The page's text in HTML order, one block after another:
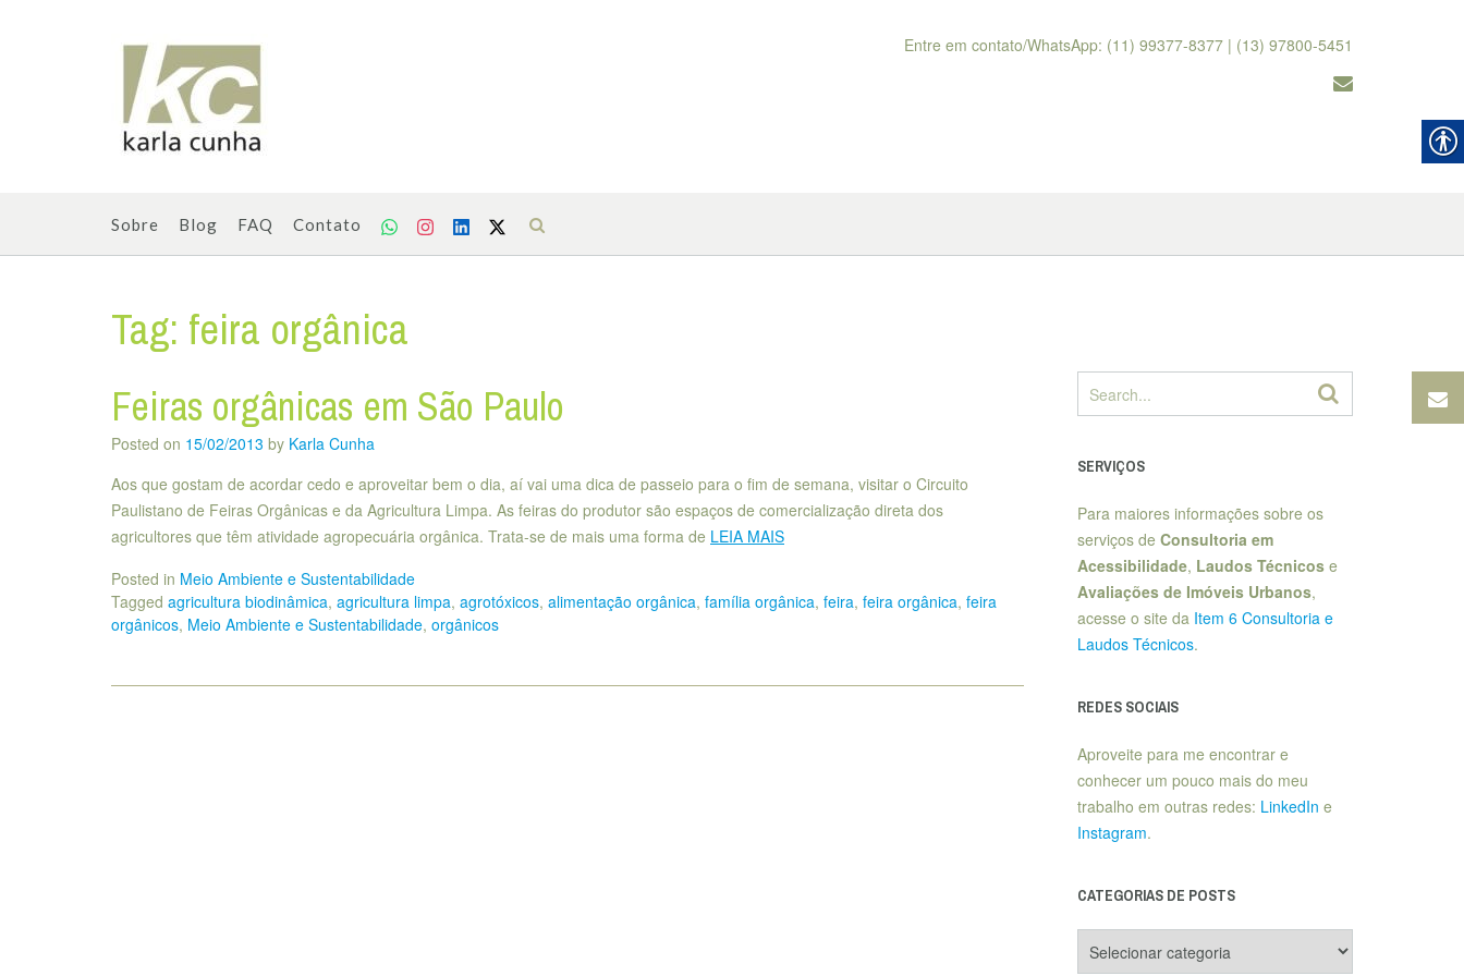
Entre em contato/WhatsApp: (11) 99377-8377 | (13) 97800-5451
Sobre Blog FAQ Contato
Tag: feira orgânica
Feiras orgânicas em São Paulo
Posted on 15/02/2013 by Karla Cunha
Aos que gostam de acordar cedo e aproveitar bem o dia, aí vai uma dica de passeio para o fim de semana, visitar o Circuito
Paulistano de Feiras Orgânicas e da Agricultura Limpa. As feiras do produtor são espaços de comercialização direta dos
agricultores que têm atividade agropecuária orgânica. Trata-se de mais uma forma de LEIA MAIS
Posted in Meio Ambiente e Sustentabilidade
Tagged agricultura biodinâmica, agricultura limpa, agrotóxicos, alimentação orgânica, família orgânica, feira, feira orgânica, feira
orgânicos, Meio Ambiente e Sustentabilidade, orgânicos
SERVIÇOS
Para maiores informações sobre os
serviços de Consultoria em
Acessibilidade, Laudos Técnicose
Avaliações de Imóveis Urbanos,
acesse o site da Item 6 Consultoria e
Laudos Técnicos.
REDES SOCIAIS
Aproveite para me encontrar e
conhecer um pouco mais do meu
trabalho em outras redes: LinkedIn e
Instagram.
CATEGORIAS DE POSTS
de